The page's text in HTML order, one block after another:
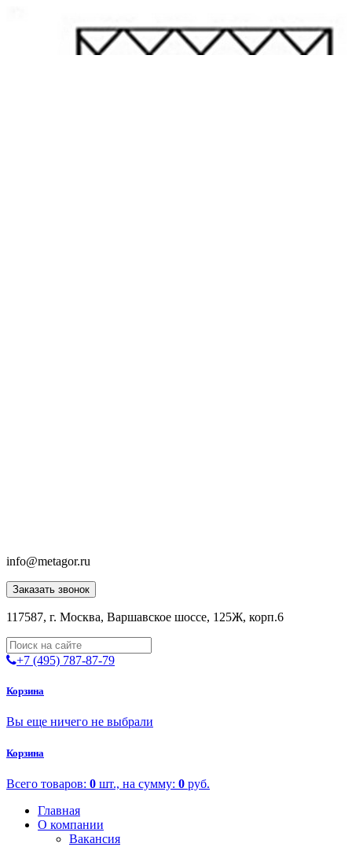
info@metagor.ru
Заказать звонок
117587, г. Москва, Варшавское шоссе, 125Ж, корп.6
+7 (495) 787-87-79
Корзина
Вы еще ничего не выбрали
Корзина
Всего товаров: 0 шт., на сумму: 0 руб.
Главная
О компании
Вакансия